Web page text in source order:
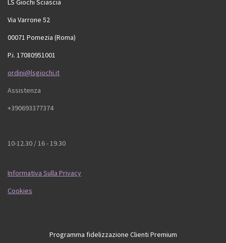
Via Varrone 52
00071 Pomezia (Roma)
P.i. 17080951001
ordini@lsgiochi.it
Assistenza
+390693377374
10-12.30 / 16 - 19.30
Informativa Sulla Privacy
Cookies
Programma fidelizzazione Clienti Premium